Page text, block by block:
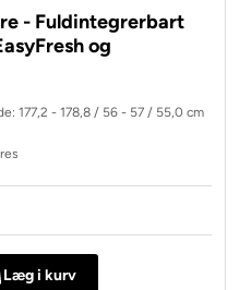
- Fuldintegrerbart
og
177,2 - 178,8 / 56 - 57 / 55,0 cm
Læg i kurv